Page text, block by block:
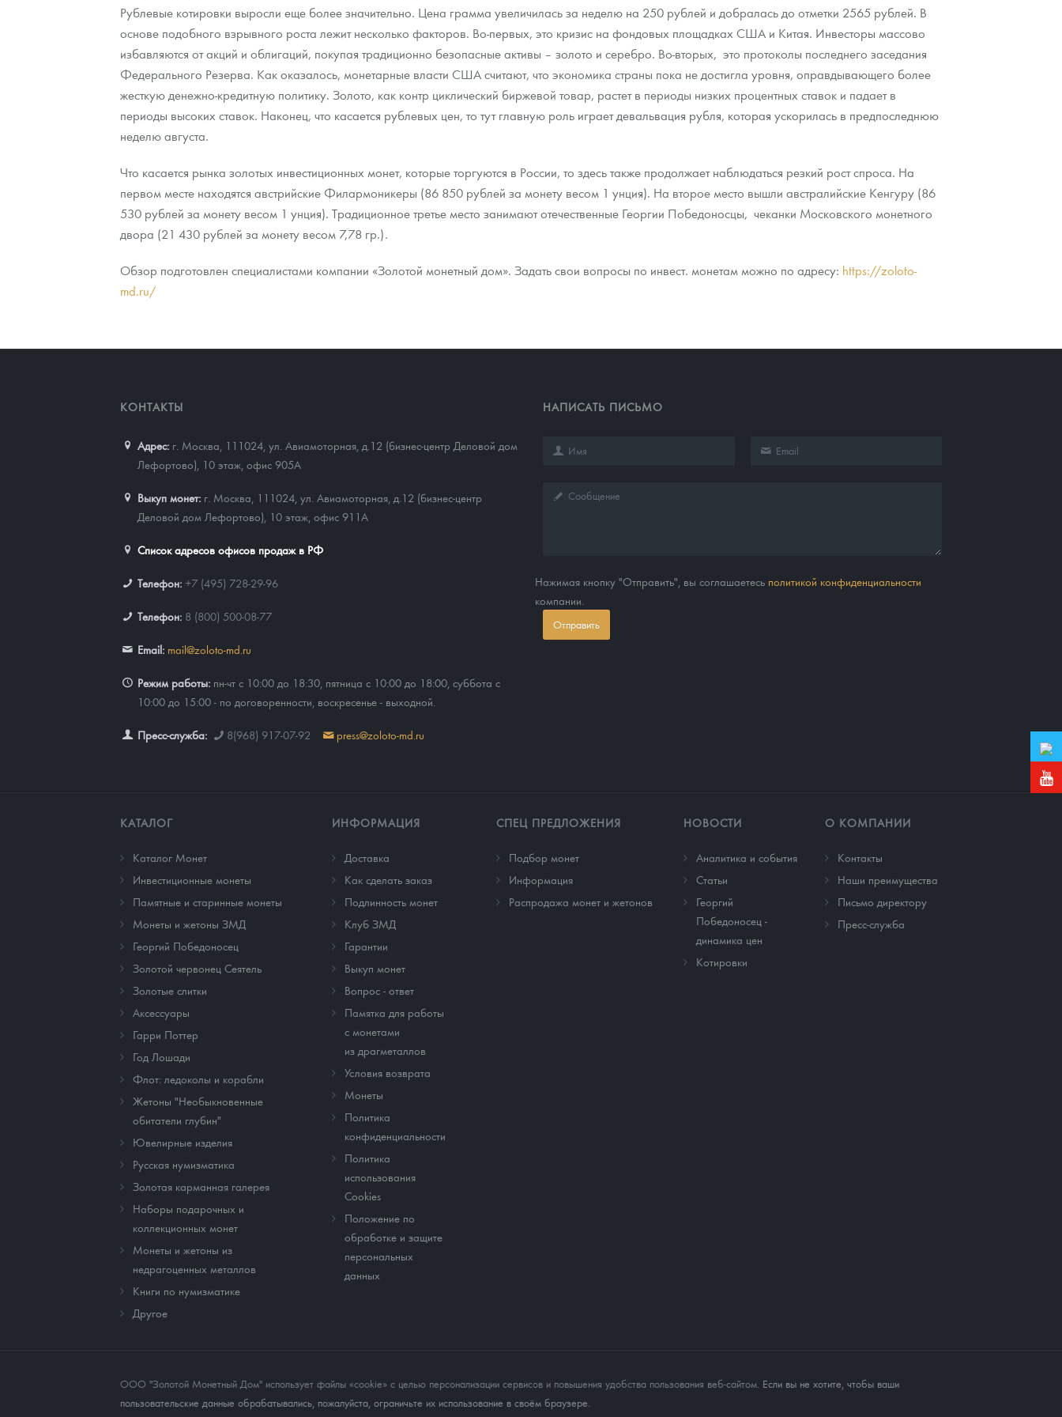
Золотой червонец Сеятель
Золотые слитки
Аксессуары
Гарри Поттер
Год Лошади
Флот: ледоколы и корабли
Жетоны "Необыкновенные обитатели глубин"
Ювелирные изделия
Золотая карманная галерея
Книги по нумизматике
Выкуп монет
Выкуп серебряных монет
Вопрос - ответ
Памятка для работы с монетами из драгметаллов
Условия возврата
Монеты
Политика конфиденциальности
Политика использования Cookies
Положение по обработке и защите персональных данных
Распродажа монет и жетонов
Итоги 2025 года. Прогноз курсов золота, серебра, платины на 2026 год
Cтатьи
Георгий Победоносец - динамика цен
Курс золота и серебра
Лом выкуп
Скупка слитков
Контакты
О нас
Наши преимущества
Письмо директору
Пресс-служба
Рублевые котировки выросли еще более значительно. Цена грамма увеличилась за неделю на 250 рублей и добралась до отметки 2565 рублей. В
основе подобного взрывного роста лежит несколько факторов. Во-первых, это кризис на фондовых площадках США и Китая. Инвесторы массово
избавляются от акций и облигаций, покупая традиционно безопасные активы – золото и серебро. Во-вторых, это протоколы последнего заседания
Федерального Резерва. Как оказалось, монетарные власти США считают, что экономика страны пока не достигла уровня, оправдывающего более
жесткую денежно-кредитную политику. Золото, как контр циклический биржевой товар, растет в периоды низких процентных ставок и падает в
периоды высоких ставок. Наконец, что касается рублевых цен, то тут главную роль играет девальвация рубля, которая ускорилась в предпоследнюю
неделю августа.
Что касается рынка золотых инвестиционных монет, которые торгуются в России, то здесь также продолжает наблюдаться резкий рост спроса. На
первом месте находятся австрийские Филармоникеры (86 850 рублей за монету весом 1 унция). На второе место вышли австралийские Кенгуру (86
530 рублей за монету весом 1 унция). Традиционное третье место занимают отечественные Георгии Победоносцы, чеканки Московского монетного
двора (21 430 рублей за монету весом 7,78 гр.).
Обзор подготовлен специалистами компании «Золотой монетный дом». Задать свои вопросы по инвест. монетам можно по адресу: https://zoloto-
md.ru/
КОНТАКТЫ
Адрес: г. Москва, 111024 ул. Авиамоторная, д.12 (бизнес-центр Деловой дом
Лефортово), 10 этаж, офис 905А
Выкуп монет: г. Москва, 111024, ул. Авиамоторная, д.12 (бизнес-центр
Деловой дом Лефортово), 10 этаж, офис 911А
Список адресов офисов продаж в РФ
Телефон: +7 (495) 728-29-96
Телефон: 8 (800) 500-08-77
Email: mail@zoloto-md.ru
Режим работы: пн-чт с 10:00 до 18:30, пятница с 10:00 до 18:00, суббота с
10:00 до 15:00 - по договоренности, воскресенье - выходной.
Пресс-служба: 8(968) 917-07-92 press@zoloto-md.ru
НАПИСАТЬ ПИСЬМО
Нажимая кнопку "Отправить", вы соглашаетесь политикой конфиденциальности
компании.
Отправить
КАТАЛОГ
Каталог Монет
Инвестиционные монеты
Памятные и старинные монеты
Монеты и жетоны ЗМД
Георгий Победоносец
Золотой червонец Сеятель
Золотые слитки
Аксессуары
Гарри Поттер
Год Лошади
Флот: ледоколы и корабли
Жетоны "Необыкновенные
обитатели глубин"
Ювелирные изделия
Русская нумизматика
Золотая карманная галерея
Наборы подарочных и
коллекционных монет
Монеты и жетоны из
недрагоценных металлов
Книги по нумизматике
Другое
ИНФОРМАЦИЯ
Доставка
Как сделать заказ
Подлинность монет
Клуб ЗМД
Гарантии
Выкуп монет
Вопрос - ответ
Памятка для работы
с монетами
из драгметаллов
Условия возврата
Монеты
Политика
конфиденциальности
Политика
использования
Cookies
Положение по
обработке и защите
персональных
данных
СПЕЦ ПРЕДЛОЖЕНИЯ
Подбор монет
Информация
Распродажа монет и жетонов
НОВОСТИ
Аналитика и события
Cтатьи
Георгий
Победоносец -
динамика цен
Котировки
О КОМПАНИИ
Контакты
Наши преимущества
Письмо директору
Пресс-служба
ООО "Золотой Монетный Дом" использует файлы «cookie» с целью персонализации сервисов и повышения удобства пользования веб-сайтом . Если вы не хотите, чтобы ваши
пользовательские данные обрабатывались, пожалуйста, ограничьте их использование в своём браузере.